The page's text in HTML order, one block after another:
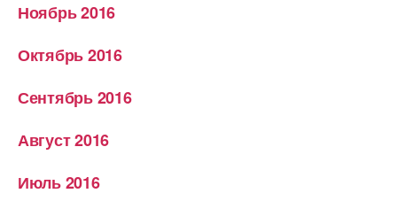
Ноябрь 2016
Октябрь 2016
Сентябрь 2016
Август 2016
Июль 2016